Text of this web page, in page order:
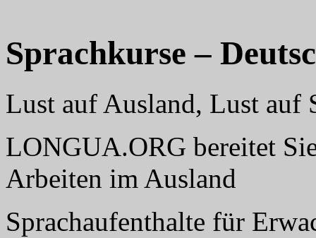
Sprachkurse –
Lust auf Ausland, Lust auf
LONGUA.ORG bereitet
Arbeiten im Ausland
Sprachaufenthalte für